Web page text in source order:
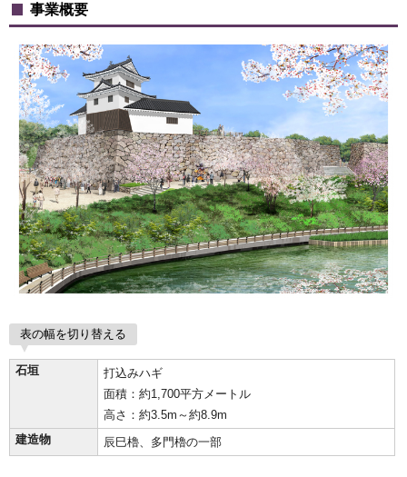
事業概要
表の幅を切り替える
石垣
打込みハギ
面積：約1,700平方メートル
高さ：約3.5m～約8.9m
建造物
辰巳櫓、多門櫓の一部